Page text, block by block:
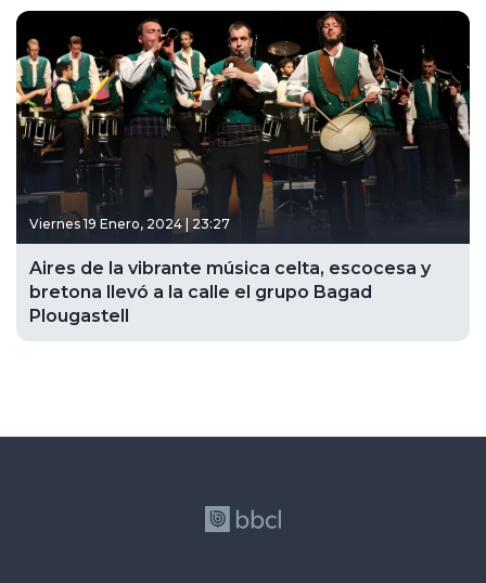
Viernes 19 Enero, 2024 | 23:27
Aires de la vibrante música celta, escocesa y
bretona llevó a la calle el grupo Bagad
Plougastell